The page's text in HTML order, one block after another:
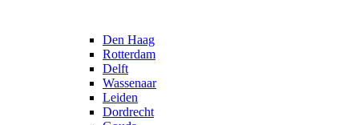
Den Haag
Rotterdam
Delft
Wassenaar
Leiden
Dordrecht